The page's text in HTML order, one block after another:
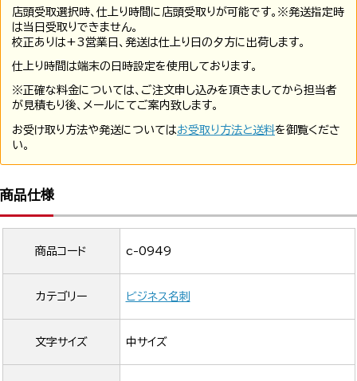
店頭受取選択時、仕上り時間に店頭受取りが可能です。※発送指定時
は当日受取りできません。
校正ありは+3営業日、発送は仕上り日の夕方に出荷します。
仕上り時間は端末の日時設定を使用しております。
※正確な料金については、ご注文申し込みを頂きましてから担当者
が見積もり後、メールにてご案内致します。
お受け取り方法や発送についてはお受取り方法と送料を御覧くださ
い。
商品仕様
商品コード c-0949
カテゴリー ビジネス名刺
文字サイズ 中サイズ